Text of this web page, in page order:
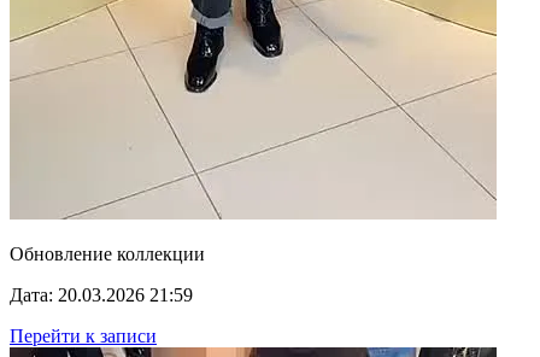
Обновление коллекции
Дата: 20.03.2026 21:59
Перейти к записи